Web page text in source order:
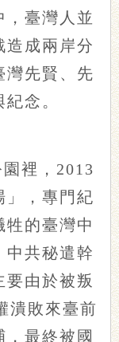
，臺灣人並
造成兩岸分
灣先賢、先
念。
裡，2013
」，專門紀
的臺灣中
中共秘遣幹
由於被叛
潰敗來臺前
最終被國